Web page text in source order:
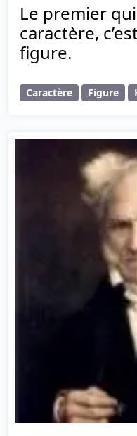
Le premier
caractère,
figure.
Caractère Figure